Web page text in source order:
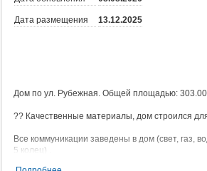
Дата размещения 13.12.2025
Дом по ул. Рубежная. Общей площадью:
?? Качественные материалы, дом строился
Все коммуникации заведены в дом (свет, газ,
5 колец) .